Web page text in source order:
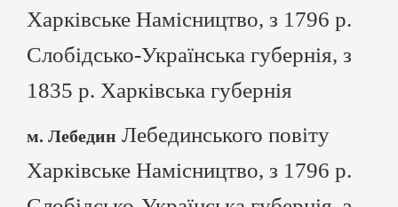
Харківське Намісництво, з 1796 р.
Слобідсько-Українська губернія, з
1835 р. Харківська губернія
м. Лебедин Лебединського повіту
Харківське Намісництво, з 1796 р.